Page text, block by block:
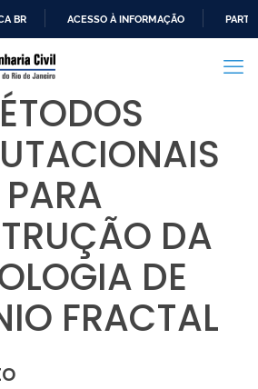
PARA
CONTEÚDO
BR ACESSO À INFORMAÇÃO
PARA
DA
DE
FRACTAL